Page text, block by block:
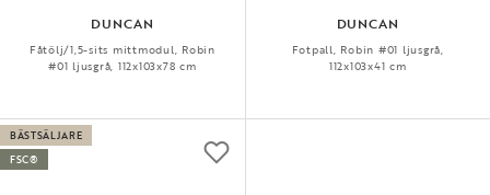
DUNCAN
Fåtölj/1,5-sits mittmodul, Robin
#01 ljusgrå, 112x103x78 cm
DUNCAN
Fotpall, Robin #01 ljusgrå,
112x103x41 cm
BÄSTSÄLJARE
FSC®